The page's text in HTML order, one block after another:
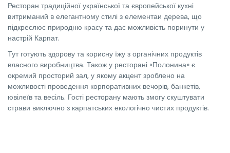
Ресторан традиційної української та європейської кухні
витриманий в елегантному стилі з елементаи дерева, що
підкреслює природню красу та дає можливість поринути у
настрій Карпат.
Тут готують здорову та корисну їжу з органічних продуктів
власного виробництва. Також у ресторані «Полонина» є
окремий просторий зал, у якому акцент зроблено на
можливості проведення корпоративних вечорів, банкетів,
ювілеїв та весіль. Гості ресторану мають змогу скуштувати
страви виключно з карпатських екологічно чистих продуктів.